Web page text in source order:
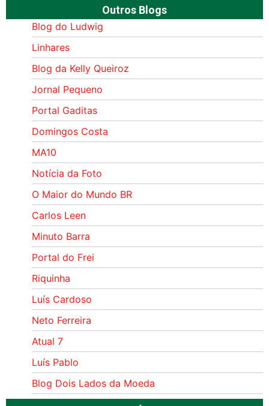
Outros Blogs
Blog do Ludwig
Linhares
Blog da Kelly Queiroz
Jornal Pequeno
Portal Gaditas
Domingos Costa
MA10
Notícia da Foto
O Maior do Mundo BR
Carlos Leen
Minuto Barra
Portal do Frei
Riquinha
Luís Cardoso
Neto Ferreira
Atual 7
Luís Pablo
Blog Dois Lados da Moeda